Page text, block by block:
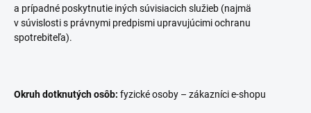
a prípadné poskytnutie iných súvisiacich služieb (najmä
v súvislosti s právnymi predpismi upravujúcimi ochranu
spotrebiteľa).
Okruh dotknutých osôb: fyzické osoby – zákazníci e-shopu